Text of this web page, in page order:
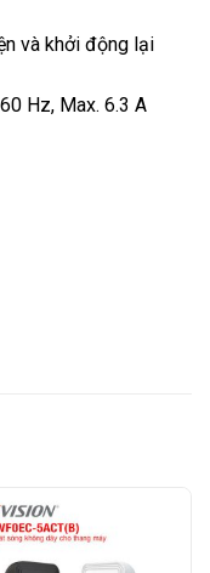
và khởi động lại
Hz, Max. 6.3 A